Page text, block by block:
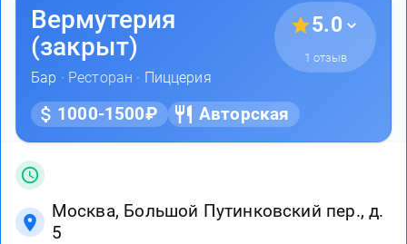
Вермутерия
(закрыт)
Бар · Ресторан · Пиццерия
5.0
1 отзыв
1000-1500₽ Авторская
Москва, Большой Путинковский пер., д.
5